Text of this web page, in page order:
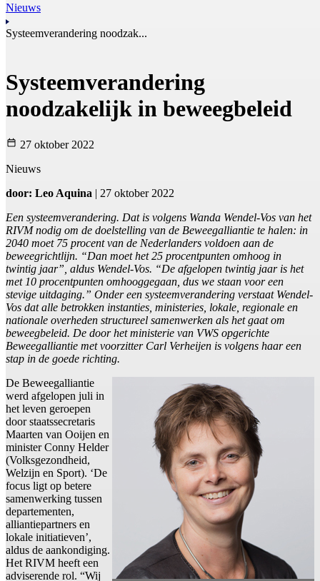
Nieuws
Systeemverandering noodzak...
Systeemverandering
noodzakelijk in beweegbeleid
27 oktober 2022
Nieuws
door: Leo Aquina | 27 oktober 2022
Een systeemverandering. Dat is volgens Wanda Wendel-Vos van het
RIVM nodig om de doelstelling van de Beweegalliantie te halen: in
2040 moet 75 procent van de Nederlanders voldoen aan de
beweegrichtlijn. “Dan moet het 25 procentpunten omhoog in
twintig jaar”, aldus Wendel-Vos. “De afgelopen twintig jaar is het
met 10 procentpunten omhooggegaan, dus we staan voor een
stevige uitdaging.” Onder een systeemverandering verstaat Wendel-
Vos dat alle betrokken instanties, ministeries, lokale, regionale en
nationale overheden structureel samenwerken als het gaat om
beweegbeleid. De door het ministerie van VWS opgerichte
Beweegalliantie met voorzitter Carl Verheijen is volgens haar een
stap in de goede richting.
De Beweegalliantie
werd afgelopen juli in
het leven geroepen
door staatssecretaris
Maarten van Ooijen en
minister Conny Helder
(Volksgezondheid,
Welzijn en Sport). ‘De
focus ligt op betere
samenwerking tussen
departementen,
alliantiepartners en
lokale initiatieven’,
aldus de aankondiging.
Het RIVM heeft een
adviserende rol. “Wij